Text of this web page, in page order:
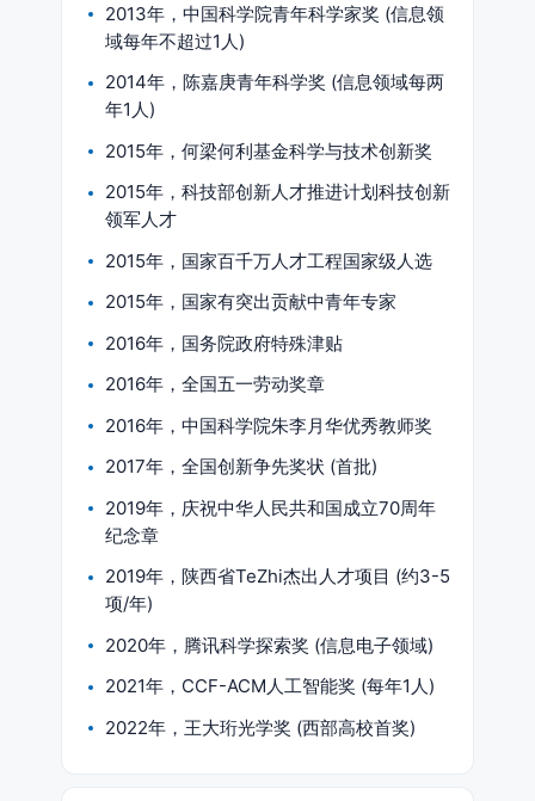
2013年，中国科学院青年科学家奖 (信息领
域每年不超过1人)
2014年，陈嘉庚青年科学奖 (信息领域每两
年1人)
2015年，何梁何利基金科学与技术创新奖
2015年，科技部创新人才推进计划科技创新
领军人才
2015年，国家百千万人才工程国家级人选
2015年，国家有突出贡献中青年专家
2016年，国务院政府特殊津贴
2016年，全国五一劳动奖章
2016年，中国科学院朱李月华优秀教师奖
2017年，全国创新争先奖状 (首批)
2019年，庆祝中华人民共和国成立70周年
纪念章
2019年，陕西省TeZhi杰出人才项目 (约3-5
项/年)
2020年，腾讯科学探索奖 (信息电子领域)
2021年，CCF-ACM人工智能奖 (每年1人)
2022年，王大珩光学奖 (西部高校首奖)